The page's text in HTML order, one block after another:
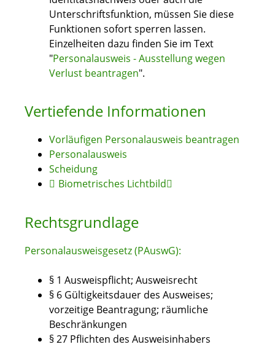
Unterschriftsfunktion, müssen Sie diese
Funktionen sofort sperren lassen.
Einzelheiten dazu finden Sie im Text
"Personalausweis - Ausstellung wegen
Verlust beantragen".
Vertiefende Informationen
Vorläufigen Personalausweis beantragen
Personalausweis
Scheidung
Biometrisches Lichtbild
Rechtsgrundlage
Personalausweisgesetz (PAuswG):
§ 1 Ausweispflicht; Ausweisrecht
§ 6 Gültigkeitsdauer des Ausweises;
vorzeitige Beantragung; räumliche
Beschränkungen
§ 27 Pflichten des Ausweisinhabers